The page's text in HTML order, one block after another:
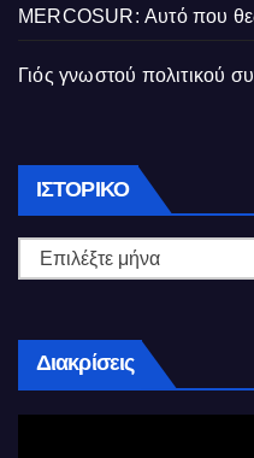
MERCOSUR: Αυτό που
Γιός γνωστού πολιτικού
ΙΣΤΟΡΙΚΌ Ιστορικό
Διακρίσεις